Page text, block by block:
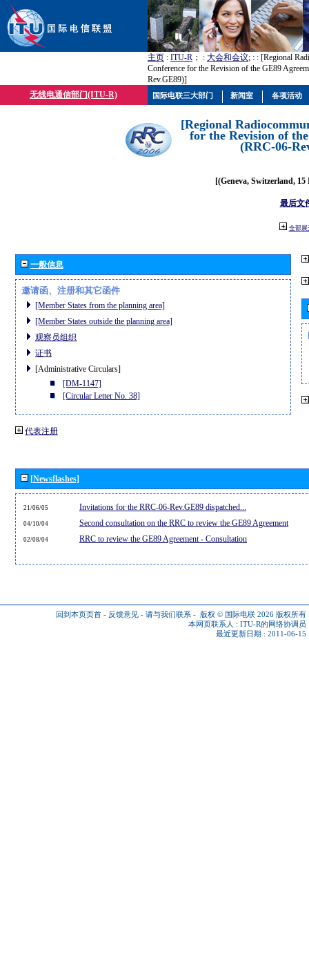
主页 : ITU-R ； : 大会和会议; : : [Regional
Conference for the Revision of the GE89
Rev.GE89)]
无线电通信部门(ITU-R)
[Regional
for the Revision of
(RRC-06-
[(Geneva, Switzerland, 15
最后文
全部展
一般信息
邀请函、注册和其它函件
[Member States from the planning area]
[Member States outside the planning area]
观察员组织
证书
[Administrative Circulars]
[DM-1147]
[Circular Letter No. 38]
代表注册
[Newsflashes]
21/06/05 Invitations for the RRC-06-Rev.GE89 dispatched...
04/10/04 Second consultation on the RRC to review the GE89 Agreement
02/08/04 RRC to review the GE89 Agreement - Consultation
回到本页页首 - 反馈意见 - 请与我们联系 - 版权 © 国际电联 2026 版权所有
本网页联系人 : ITU-R的网络协调员
最近更新日期 : 2011-06-15
国际电联三大部门 新闻室 各项活动